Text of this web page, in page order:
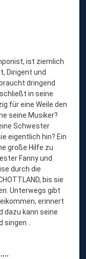
ist ziemlich
Dirigent und
dringend
in seine
für eine Weile den
seine Musiker?
Schwester
eigentlich hin? Ein
große Hilfe zu
Fanny und
durch die
bis sie
Unterwegs gibt
erinnert
dazu kann seine
..